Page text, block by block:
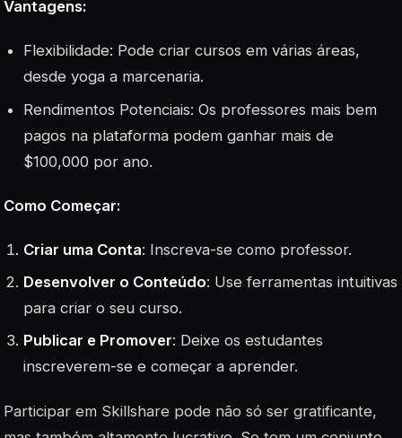
Vantagens:
Flexibilidade: Pode criar cursos em várias áreas,
desde yoga a marcenaria.
Rendimentos Potenciais: Os professores mais bem
pagos na plataforma podem ganhar mais de
$100,000 por ano.
Como Começar:
Criar uma Conta: Inscreva-se como professor.
Desenvolver o Conteúdo: Use ferramentas intuitivas
para criar o seu curso.
Publicar e Promover: Deixe os estudantes
inscreverem-se e começar a aprender.
Participar em Skillshare pode não só ser gratificante,